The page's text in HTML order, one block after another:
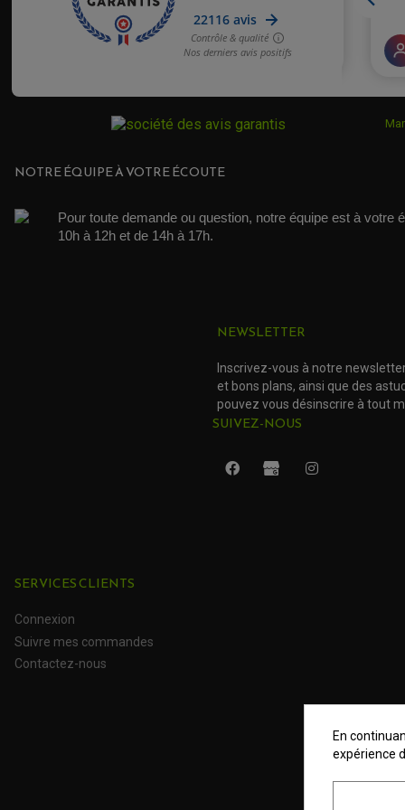
Acheteur Vérifié
Publié le 01/09/2019 à 15:22 (Date de commande : 21/08/2019)
excellent rapport qualité prix
Acheteur Vérifié
Publié le 07/05/2018 à 11:01
Produit parfaitement en accord avec les informations affichées sur
Très bien
NOTRE ÉQUIPE À VOTRE ÉCOUTE
Pour toute demande ou question, notre équipe est à votre
10h à 12h et de 14h à 17h.
NEWSLETTER
Inscrivez-vous à notre
et bons plans, ainsi que des
pouvez vous désinscrire à tout
SUIVEZ-NOUS
SERVICES CLIENTS
Connexion
Suivre mes commandes
Contactez-nous
En
expérience